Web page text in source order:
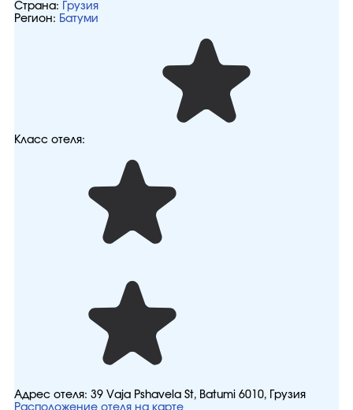
Страна:
Грузия
Регион: Батуми
Класс отеля:
Адрес отеля: 39 Vaja Pshavela St, Batumi 6010, Грузия
Расположение отеля на карте